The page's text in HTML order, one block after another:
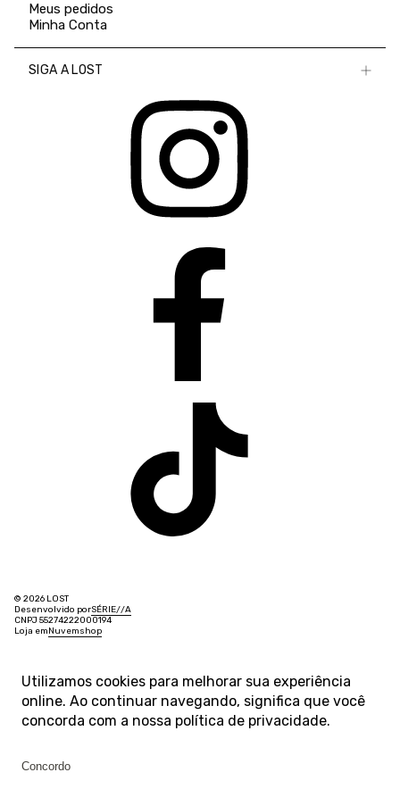
Meus pedidos
Minha Conta
SIGA A LOST
© 2026 LOST
Desenvolvido porSÉRIE//A
CNPJ 55274222000194
Loja emNuvemshop
Utilizamos cookies para melhorar sua experiência
online. Ao continuar navegando, significa que você
concorda com a nossa política de privacidade.
Concordo